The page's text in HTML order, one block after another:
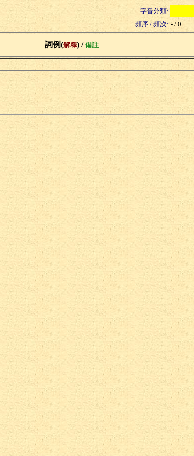
字音分類:
頻序 / 頻次: - / 0
詞例(解釋) / 備註